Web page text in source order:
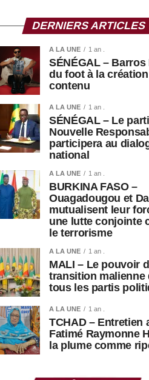
DERNIERS ARTICLES
A LA UNE 1 an .
SÉNÉGAL – Barros
du foot à la
contenu
A LA UNE 1 an .
SÉNÉGAL – Le
Nouvelle
participera au
national
A LA UNE 1 an .
BURKINA FASO –
Ouagadougou et
mutualisent leur
une lutte conjointe
le terrorisme
A LA UNE 1 an .
MALI – Le pouvoir
transition malienne
tous les partis
A LA UNE 1 an .
TCHAD – Entretien
Fatimé Raymonne
la plume comme